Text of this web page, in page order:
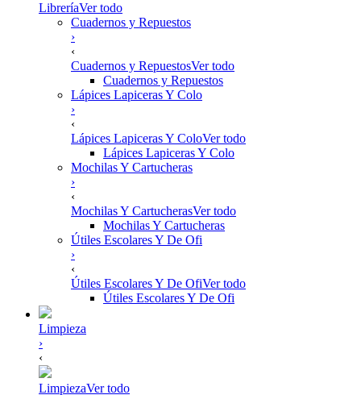
LibreríaVer todo
Cuadernos y Repuestos
›
‹
Cuadernos y RepuestosVer todo
Cuadernos y Repuestos
Lápices Lapiceras Y Colo
›
‹
Lápices Lapiceras Y ColoVer todo
Lápices Lapiceras Y Colo
Mochilas Y Cartucheras
›
‹
Mochilas Y CartucherasVer todo
Mochilas Y Cartucheras
Útiles Escolares Y De Ofi
›
‹
Útiles Escolares Y De OfiVer todo
Útiles Escolares Y De Ofi
Limpieza
›
‹
LimpiezaVer todo